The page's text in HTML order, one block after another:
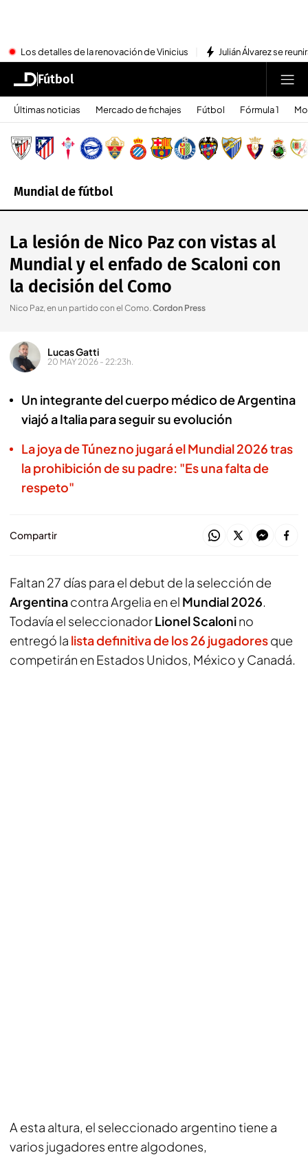
Los detalles de la renovación de Vinicius Julián Álvarez se
Fútbol
Últimas noticias Mercado de fichajes Fútbol Fórmula 1
Mundial de fútbol
La lesión de Nico Paz con vistas al
Mundial y el enfado de Scaloni con
la decisión del Como
Nico Paz, en un partido con el Como.Cordon Press
Lucas Gatti
20 MAY 2026 - 22:23h.
Un integrante del cuerpo médico de Argentina
viajó a Italia para seguir su evolución
La joya de Túnez no jugará el Mundial 2026 tras
la prohibición de su padre: "Es una falta de
respeto"
Compartir
Faltan 27 días para el debut de la selección de
Argentinacontra Argelia en el Mundial 2026.
Todavía el seleccionadorLionel Scalonino
entregó la lista definitiva de los 26 jugadoresque
competirán en Estados Unidos, México y Canadá.
A esta altura, el seleccionado argentino tiene a
varios jugadores entre algodones,